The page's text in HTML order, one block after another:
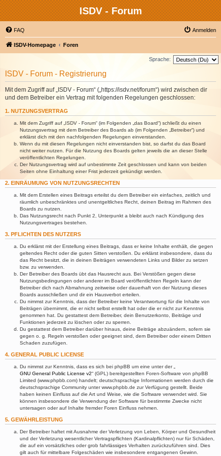
ISDV - Forum
FAQ Anmelden
ISDV-Homepage Foren
Sprache:
ISDV - Forum - Registrierung
Mit dem Zugriff auf „ISDV - Forum“ („https://isdv.net/forum“) wird zwischen dir
und dem Betreiber ein Vertrag mit folgenden Regelungen geschlossen:
1. NUTZUNGSVERTRAG
Mit dem Zugriff auf „ISDV - Forum“ (im Folgenden „das Board“) schließt du einen
Nutzungsvertrag mit dem Betreiber des Boards ab (im Folgenden „Betreiber“) und
erklärst dich mit den nachfolgenden Regelungen einverstanden.
Wenn du mit diesen Regelungen nicht einverstanden bist, so darfst du das Board
nicht weiter nutzen. Für die Nutzung des Boards gelten jeweils die an dieser Stelle
veröffentlichten Regelungen.
Der Nutzungsvertrag wird auf unbestimmte Zeit geschlossen und kann von beiden
Seiten ohne Einhaltung einer Frist jederzeit gekündigt werden.
2. EINRÄUMUNG VON NUTZUNGSRECHTEN
Mit dem Erstellen eines Beitrags erteilst du dem Betreiber ein einfaches, zeitlich und
räumlich unbeschränktes und unentgeltliches Recht, deinen Beitrag im Rahmen des
Boards zu nutzen.
Das Nutzungsrecht nach Punkt 2, Unterpunkt a bleibt auch nach Kündigung des
Nutzungsvertrages bestehen.
3. PFLICHTEN DES NUTZERS
Du erklärst mit der Erstellung eines Beitrags, dass er keine Inhalte enthält, die gegen
geltendes Recht oder die guten Sitten verstoßen. Du erklärst insbesondere, dass du
das Recht besitzt, die in deinen Beiträgen verwendeten Links und Bilder zu setzen
bzw. zu verwenden.
Der Betreiber des Boards übt das Hausrecht aus. Bei Verstößen gegen diese
Nutzungsbedingungen oder anderer im Board veröffentlichten Regeln kann der
Betreiber dich nach Abmahnung zeitweise oder dauerhaft von der Nutzung dieses
Boards ausschließen und dir ein Hausverbot erteilen.
Du nimmst zur Kenntnis, dass der Betreiber keine Verantwortung für die Inhalte von
Beiträgen übernimmt, die er nicht selbst erstellt hat oder die er nicht zur Kenntnis
genommen hat. Du gestattest dem Betreiber, dein Benutzerkonto, Beiträge und
Funktionen jederzeit zu löschen oder zu sperren.
Du gestattest dem Betreiber darüber hinaus, deine Beiträge abzuändern, sofern sie
gegen o. g. Regeln verstoßen oder geeignet sind, dem Betreiber oder einem Dritten
Schaden zuzufügen.
4. GENERAL PUBLIC LICENSE
Du nimmst zur Kenntnis, dass es sich bei phpBB um eine unter der „
GNU General Public License v2“ (GPL) bereitgestellten Foren-Software von phpBB
Limited (www.phpbb.com) handelt; deutschsprachige Informationen werden durch die
deutschsprachige Community unter www.phpbb.de zur Verfügung gestellt. Beide
haben keinen Einfluss auf die Art und Weise, wie die Software verwendet wird. Sie
können insbesondere die Verwendung der Software für bestimmte Zwecke nicht
untersagen oder auf Inhalte fremder Foren Einfluss nehmen.
5. GEWÄHRLEISTUNG
Der Betreiber haftet mit Ausnahme der Verletzung von Leben, Körper und Gesundheit
und der Verletzung wesentlicher Vertragspflichten (Kardinalpflichten) nur für Schäden,
die auf ein vorsätzliches oder grob fahrlässiges Verhalten zurückzuführen sind. Dies
gilt auch für mittelbare Folgeschäden wie insbesondere entgangenen Gewinn.